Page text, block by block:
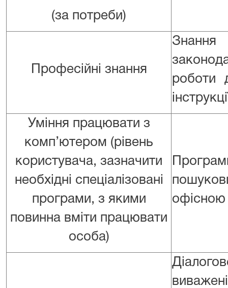
(за потреби)
Професійні знання
Знання
роботи
Уміння працювати з
комп’ютером (рівень
користувача, зазначити
необхідні спеціалізовані
програми, з якими
повинна вміти працювати
особа)
офісною